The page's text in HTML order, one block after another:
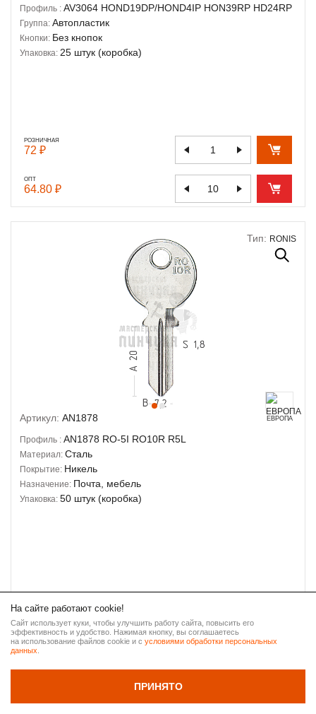
Профиль : AV3064 HOND19DP/HOND4IP HON39RP HD24RP
Группа: Автопластик
Кнопки: Без кнопок
Упаковка: 25 штук (коробка)
РОЗНИЧНАЯ
72 ₽
ОПТ
64.80 ₽
Тип: RONIS
Артикул: AN1878 ЕВРОПА
Профиль : AN1878 RO-5I RO10R R5L
Материал: Сталь
Покрытие: Никель
Назначение: Почта, мебель
Упаковка: 50 штук (коробка)
РОЗНИЧНАЯ
33.40 ₽
Тип:MITSUBISHI
ВВЕРХ
На сайте работают cookie!
Сайт использует куки, чтобы улучшить работу сайта, повысить его
эффективность и удобство. Нажимая кнопку, вы соглашаетесь
на использование файлов cookie и с условиями обработки персональных
данных
ПРИНЯТО